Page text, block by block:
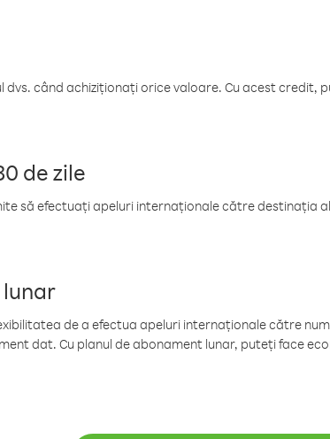
dvs. când achiziționați orice valoare. Cu acest credit,
de zile
să efectuați apeluri internaționale către destinația
de a efectua apeluri internaționale către
dat. Cu planul de abonament lunar, puteți face